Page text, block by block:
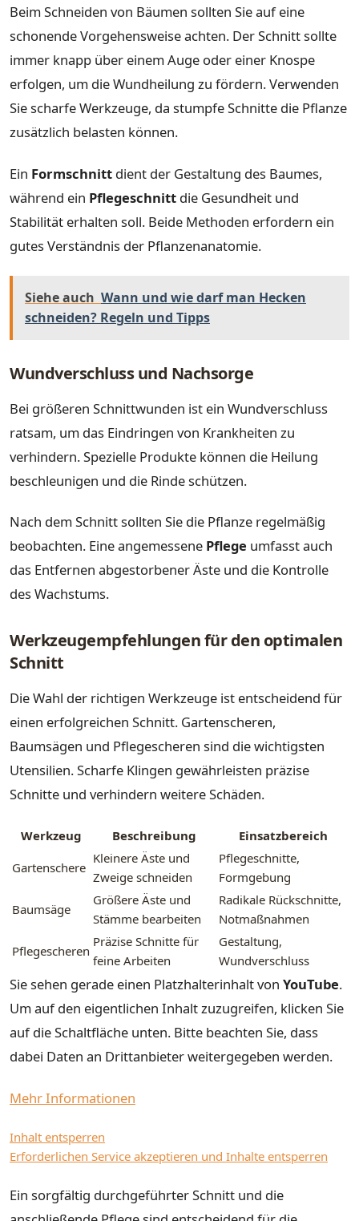
Beim Schneiden von Bäumen sollten Sie auf eine
schonende Vorgehensweise achten. Der Schnitt sollte
immer knapp über einem Auge oder einer Knospe
erfolgen, um die Wundheilung zu fördern. Verwenden
Sie scharfe Werkzeuge, da stumpfe Schnitte die Pflanze
zusätzlich belasten können.
Ein Formschnitt dient der Gestaltung des Baumes,
während ein Pflegeschnitt die Gesundheit und
Stabilität erhalten soll. Beide Methoden erfordern ein
gutes Verständnis der Pflanzenanatomie.
Siehe auch Wann und wie darf man Hecken
schneiden? Regeln und Tipps
Wundverschluss und Nachsorge
Bei größeren Schnittwunden ist ein Wundverschluss
ratsam, um das Eindringen von Krankheiten zu
verhindern. Spezielle Produkte können die Heilung
beschleunigen und die Rinde schützen.
Nach dem Schnitt sollten Sie die Pflanze regelmäßig
beobachten. Eine angemessene Pflege umfasst auch
das Entfernen abgestorbener Äste und die Kontrolle
des Wachstums.
Werkzeugempfehlungen für den optimalen
Schnitt
Die Wahl der richtigen Werkzeuge ist entscheidend für
einen erfolgreichen Schnitt. Gartenscheren,
Baumsägen und Pflegescheren sind die wichtigsten
Utensilien. Scharfe Klingen gewährleisten präzise
Schnitte und verhindern weitere Schäden.
Werkzeug Beschreibung
Einsatzbereich
Gartenschere
Kleinere Äste und
Zweige schneiden
Pflegeschnitte,
Formgebung
Baumsäge
Größere Äste und
Stämme bearbeiten
Radikale Rückschnitte,
Notmaßnahmen
Pflegescheren
Präzise Schnitte für
feine Arbeiten
Gestaltung,
Wundverschluss
Sie sehen gerade einen Platzhalterinhalt von YouTube.
Um auf den eigentlichen Inhalt zuzugreifen, klicken Sie
auf die Schaltfläche unten. Bitte beachten Sie, dass
dabei Daten an Drittanbieter weitergegeben werden.
Mehr Informationen
Inhalt entsperren
Erforderlichen Service akzeptieren und Inhalte entsperren
Ein sorgfältig durchgeführter Schnitt und die